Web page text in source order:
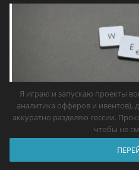
Я играю и запускаю проекты
аналитика офферов и ивентов),
аккуратно разделяю сессии.
чтобы не